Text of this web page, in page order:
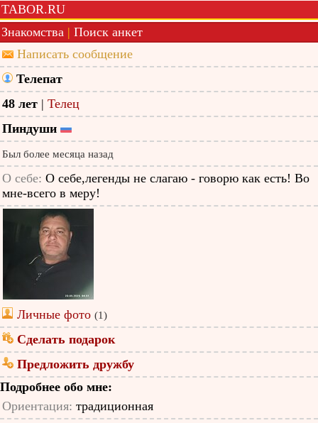
TABOR.RU
Знакомства | Поиск анкет
Написать сообщение
Телепат
48 лет | Телец
Пиндуши
Был более месяца назад
О себе: О себе,легенды не слагаю - говорю как есть! Во
мне-всего в меру!
Личные фото (1)
Сделать подарок
Предложить дружбу
Подробнее обо мне:
Ориентация: традиционная